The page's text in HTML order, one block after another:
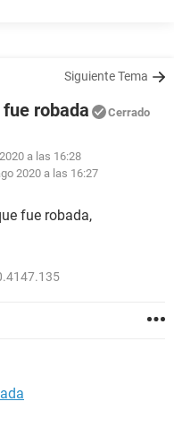
Siguiente Tema
robada Cerrado
a las 16:28
2020 a las 16:27
fue robada,